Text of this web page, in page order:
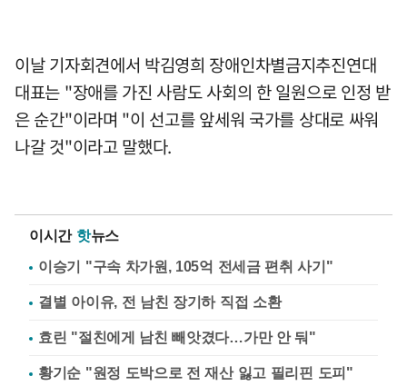
이날 기자회견에서 박김영희 장애인차별금지추진연대
대표는 "장애를 가진 사람도 사회의 한 일원으로 인정 받
은 순간"이라며 "이 선고를 앞세워 국가를 상대로 싸워
나갈 것"이라고 말했다.
이시간 핫뉴스
이승기 "구속 차가원, 105억 전세금 편취 사기"
결별 아이유, 전 남친 장기하 직접 소환
효린 "절친에게 남친 빼앗겼다…가만 안 둬"
황기순 "원정 도박으로 전 재산 잃고 필리핀 도피"